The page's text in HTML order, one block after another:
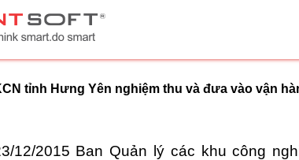
tỉnh Hưng Yên nghiệm thu và đưa vào vận
12/2015 Ban Quản lý các khu công